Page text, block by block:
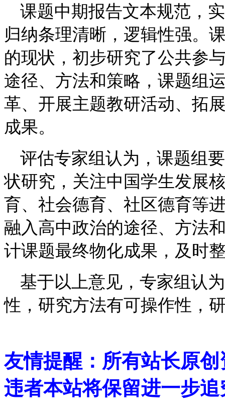
课题中期报告文本规范，
归纳条理清晰，逻辑性强。
的现状，初步研究了公共参
途径、方法和策略，课题组
革、开展主题教研活动、拓
成果。
评估专家组认为，课题组
状研究，关注中国学生发展
育、社会德育、社区德育等
融入高中政治的途径、方法
计课题最终物化成果，及时
基于以上意见，专家组认
性，研究方法有可操作性，
友情提醒：所有站长原
违者本站将保留进一步